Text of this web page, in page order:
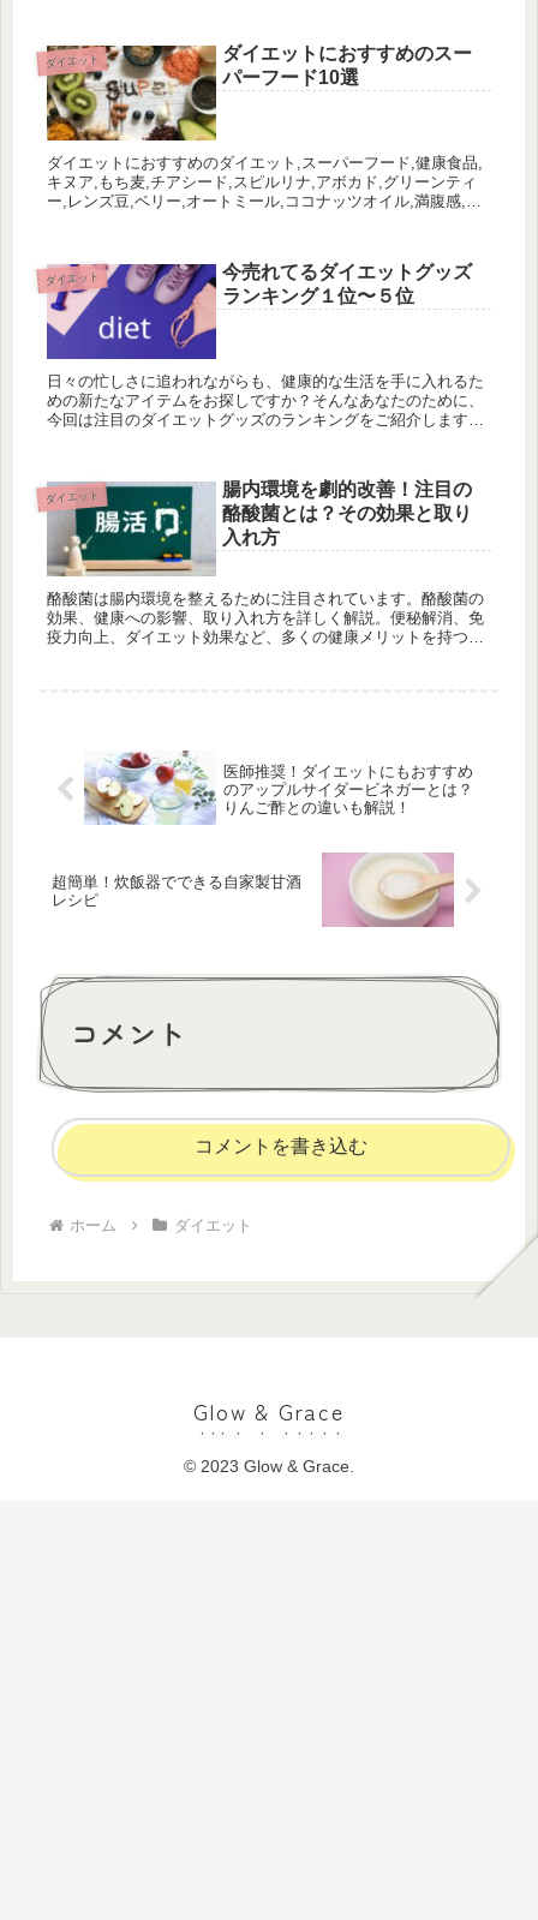
ダイエット
ダイエットにおすすめのスー
パーフード10選
ダイエットにおすすめのダイエット,スーパーフード,健康食品,
キヌア,もち麦,チアシード,スピルリナ,アボカド,グリーンティ
ー,レンズ豆,ベリー,オートミール,ココナッツオイル,満腹感,脂
入れて、健康的な体重管理をサポートします。
ダイエット
今売れてるダイエットグッズ
ランキング１位〜５位
日々の忙しさに追われながらも、健康的な生活を手に入れるた
めの新たなアイテムをお探しですか？そんなあなたのために、
今回は注目のダイエットグッズのランキングをご紹介します。
ダイエット
腸内環境を劇的改善！注目の
酪酸菌とは？その効果と取り
入れ方
酪酸菌は腸内環境を整えるために注目されています。酪酸菌の
効果、健康への影響、取り入れ方を詳しく解説。便秘解消、免
疫力向上、ダイエット効果など、多くの健康メリットを持つ酪
医師推奨！ダイエットにもおすすめ
のアップルサイダービネガーとは？
りんご酢との違いも解説！
超簡単！炊飯器でできる自家製甘酒
レシピ
コメント
コメントを書き込む
ホーム ダイエット
Glow & Grace
© 2023 Glow & Grace.